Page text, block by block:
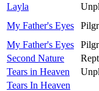
Layla
My Father's Eyes
My Father's Eyes
Second Nature
Tears in Heaven
Tears In Heaven